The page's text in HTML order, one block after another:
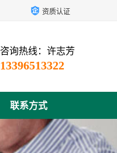
资质认证
咨询热线：许志芳
13396513322
联系方式